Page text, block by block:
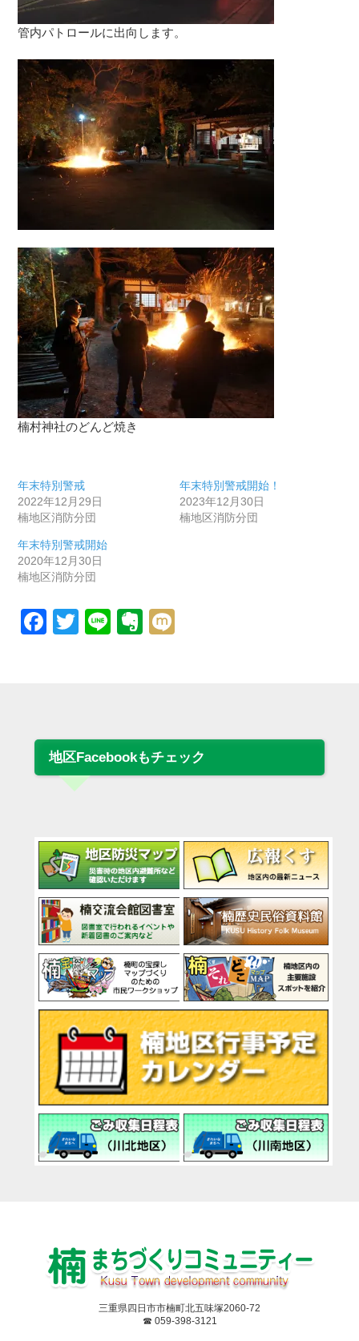
管内パトロールに出向します。
楠村神社のどんど焼き
年末特別警戒
2022年12月29日
楠地区消防分団
年末特別警戒開始！
2023年12月30日
楠地区消防分団
年末特別警戒開始
2020年12月30日
楠地区消防分団
Facebook
Twitter
LineEvernote
地区Facebookもチェック
三重県四日市市楠町北五味塚2060-72
☎ 059-398-3121